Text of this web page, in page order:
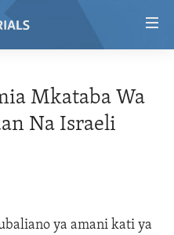
Mkataba Wa
Na Israeli
ya amani kati ya